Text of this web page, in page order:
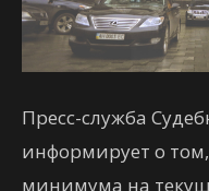
Пресс-служба
информирует о
минимума на